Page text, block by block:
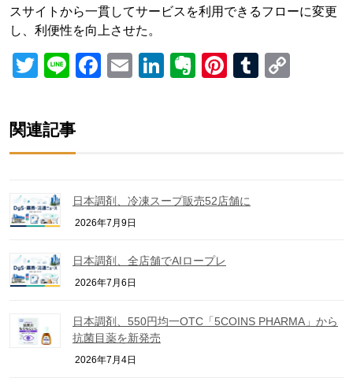
スサイトから一貫してサービスを利用できるフローに変更
し、利便性を向上させた。
Twitter
LineFacebook
EmailLinkedIn
Evernote
Pinterest
Tumblr
関連記事
日本調剤、冷凍スープ販売52店舗に
2026年7月9日
日本調剤、全店舗でAIロープレ
2026年7月6日
日本調剤、550円均一OTC「5COINS PHARMA」から
抗菌目薬を新発売
2026年7月4日